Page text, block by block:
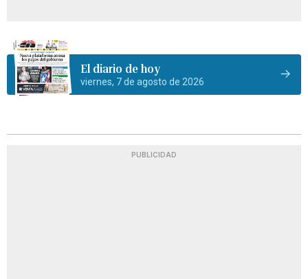
El diario de hoy
viernes, 7 de agosto de 2026
PUBLICIDAD